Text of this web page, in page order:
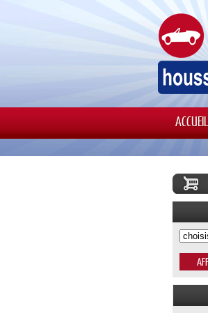
ACCUEIL